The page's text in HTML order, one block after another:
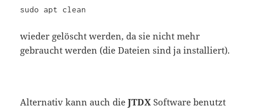
sudo apt clean
wieder gelöscht werden, da sie nicht mehr
gebraucht werden (die Dateien sind ja installiert).
Alternativ kann auch dieJTDX Software benutzt